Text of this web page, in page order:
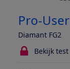
Pro-User
Diamant FG2
Bekijk test